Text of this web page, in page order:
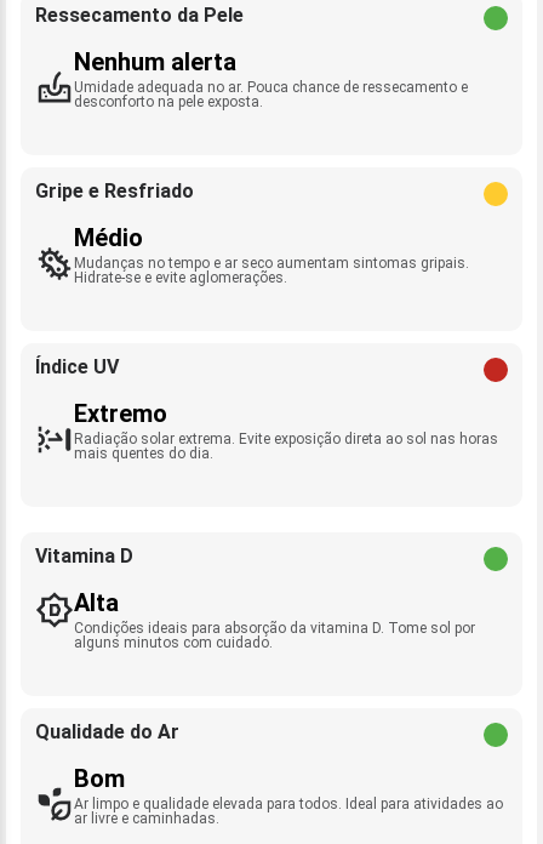
Ressecamento da Pele
Nenhum alerta
Umidade adequada no ar. Pouca chance de ressecamento e
desconforto na pele exposta.
Gripe e Resfriado
Médio
Mudanças no tempo e ar seco aumentam sintomas gripais.
Hidrate-se e evite aglomerações.
Índice UV
Extremo
Radiação solar extrema. Evite exposição direta ao sol nas horas
mais quentes do dia.
Vitamina D
Alta
Condições ideais para absorção da vitamina D. Tome sol por
alguns minutos com cuidado.
Qualidade do Ar
Bom
Ar limpo e qualidade elevada para todos. Ideal para atividades ao
ar livre e caminhadas.